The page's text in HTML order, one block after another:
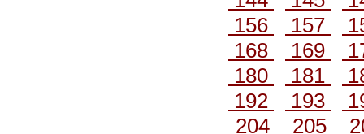
156
157
168
169
180
181
192
193
204
205